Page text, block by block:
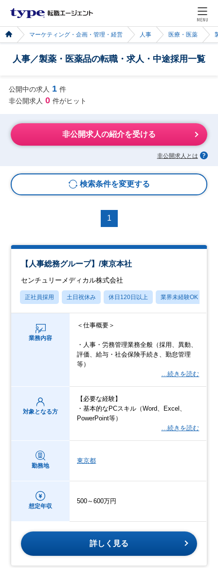
MENU
マーケティング・企画・管理・経営 人事 医療・医薬
人事／製薬・医薬品の転職・求人・中途採用一覧
公開中の求人 1 件
非公開求人 0 件がヒット
非公開求人の紹介を受ける
非公開求人とは
検索条件を変更する
1
【人事総務グループ】/東京本社
センチュリーメディカル株式会社
正社員採用 土日祝休み 休日120日以上 業界未経験OK
業務内容
＜仕事概要＞
・人事・労務管理業務全般（採用、異動、
評価、給与・社会保険手続き、勤怠管理
等）
…続きを読む
対象となる方
【必要な経験】
・基本的なPCスキル（Word、Excel、
PowerPoint等）
…続きを読む
勤務地
東京都
想定年収
500～600万円
詳しく見る